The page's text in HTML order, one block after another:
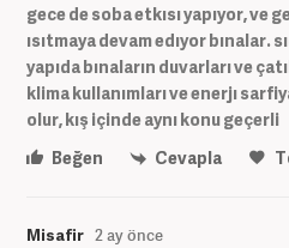
gece de soba etkısı yapıyor, ve
ısıtmaya devam edıyor bınalar.
yapıda bınaların duvarları ve
klima kullanımları ve enerjı
olur, kış içinde aynı konu geçerli
Beğen
Cevapla
Misafir 2 ay önce